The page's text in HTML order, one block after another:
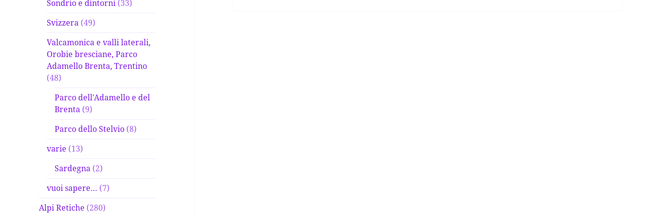
Sondrio e dintorni (33)
Svizzera (49)
Valcamonica e valli laterali,
Orobie bresciane, Parco
Adamello Brenta, Trentino
(48)
Parco dell'Adamello e del
Brenta (9)
Parco dello Stelvio (8)
varie (13)
Sardegna (2)
vuoi sapere… (7)
Alpi Retiche (280)